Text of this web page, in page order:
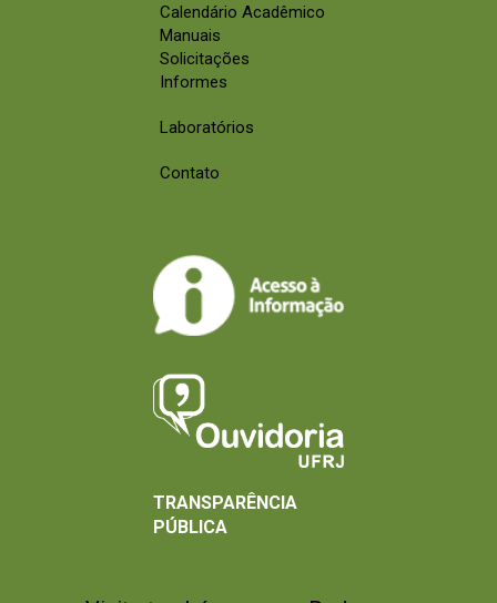
Calendário Acadêmico
Manuais
Solicitações
Informes
Laboratórios
Contato
TRANSPARÊNCIA
PÚBLICA